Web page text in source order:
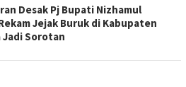
Desak Pj Bupati Nizhamul
Jejak Buruk di Kabupaten
Jadi Sorotan